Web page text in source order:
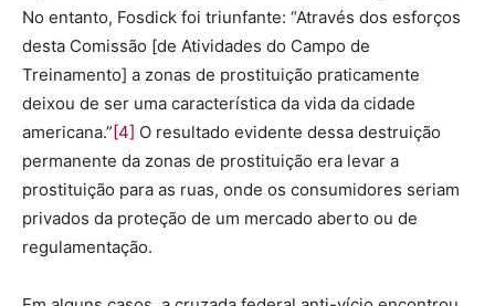
No entanto, Fosdick foi triunfante: “Através dos esforços
desta Comissão [de Atividades do Campo de
Treinamento] a zonas de prostituição praticamente
deixou de ser uma característica da vida da cidade
americana.”[4] O resultado evidente dessa destruição
permanente da zonas de prostituição era levar a
prostituição para as ruas, onde os consumidores seriam
privados da proteção de um mercado aberto ou de
regulamentação.